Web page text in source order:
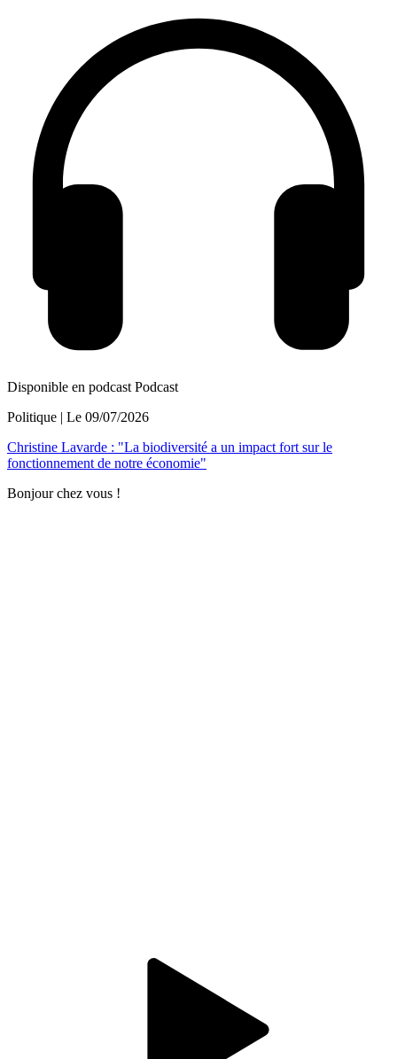
Disponible en podcast Podcast
Politique | Le 09/07/2026
Christine Lavarde : "La biodiversité a un impact fort sur le
fonctionnement de notre économie"
Bonjour chez vous !